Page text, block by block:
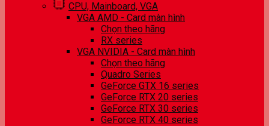
CPU, Mainboard, VGA
VGA AMD - Card màn hình
Chọn theo hãng
RX series
VGA NVIDIA - Card màn hình
Chọn theo hãng
Quadro Series
GeForce GTX 16 series
GeForce RTX 20 series
GeForce RTX 30 series
GeForce RTX 40 series